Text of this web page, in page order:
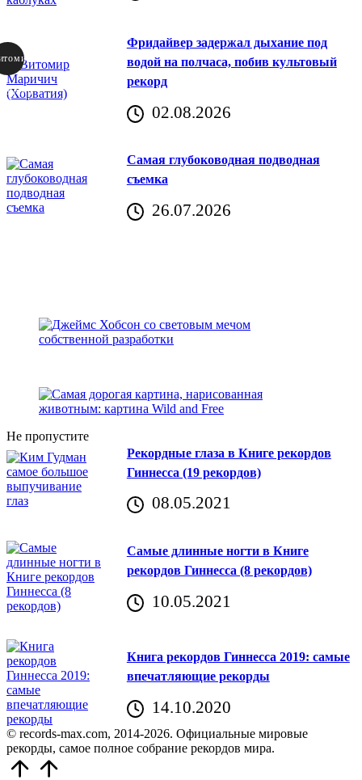
Фридайвер задержал дыхание под
водой на полчаса, побив культовый
рекорд
02.08.2026
Самая глубоководная подводная
съемка
26.07.2026
Не пропустите
Рекордные глаза в Книге рекордов
Гиннесса (19 рекордов)
08.05.2021
Самые длинные ногти в Книге
рекордов Гиннесса (8 рекордов)
10.05.2021
Книга рекордов Гиннесса 2019: самые
впечатляющие рекорды
14.10.2020
© records-max.com, 2014-2026. Официальные мировые
рекорды, самое полное собрание рекордов мира.